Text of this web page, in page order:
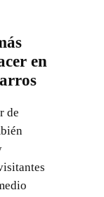
en
de